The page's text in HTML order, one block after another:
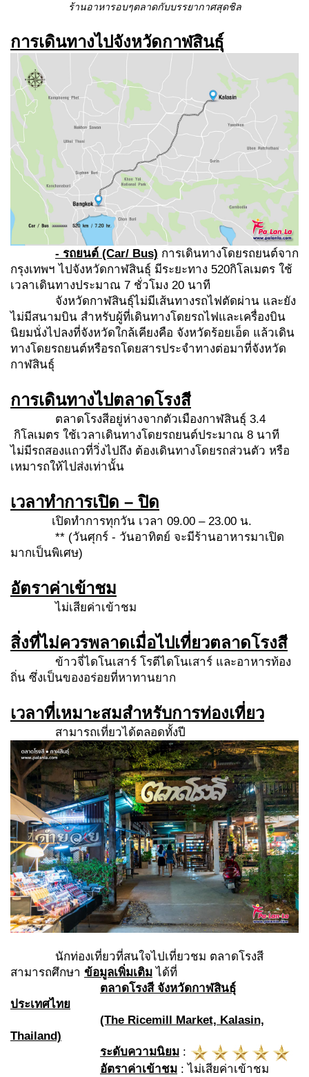
ร้านอาหารอบๆตลาดกับบรรยากาศสุดชิล
การเดินทางไปจังหวัดกาฬสินธุ์
- รถยนต์ (Car/ Bus) การเดินทางโดยรถยนต์จาก
กรุงเทพฯ ไปจังหวัดกาฬสินธุ์ มีระยะทาง 520กิโลเมตร ใช้
เวลาเดินทางประมาณ 7 ชั่วโมง 20 นาที
จังหวัดกาฬสินธุ์ไม่มีเส้นทางรถไฟตัดผ่าน และยัง
ไม่มีสนามบิน สำหรับผู้ที่เดินทางโดยรถไฟและเครื่องบิน
นิยมนั่งไปลงที่จังหวัดใกล้เคียงคือ จังหวัดร้อยเอ็ด แล้วเดิน
ทางโดยรถยนต์หรือรถโดยสารประจำทางต่อมาที่จังหวัด
กาฬสินธุ์
การเดินทางไปตลาดโรงสี
ตลาดโรงสีอยู่ห่างจากตัวเมืองกาฬสินธุ์ 3.4
กิโลเมตร ใช้เวลาเดินทางโดยรถยนต์ประมาณ 8 นาที
ไม่มีรถสองแถวที่วิ่งไปถึง ต้องเดินทางโดยรถส่วนตัว หรือ
เหมารถให้ไปส่งเท่านั้น
เวลาทำการเปิด – ปิด
เปิดทำการทุกวัน เวลา 09.00 – 23.00 น.
** (วันศุกร์ - วันอาทิตย์ จะมีร้านอาหารมาเปิด
มากเป็นพิเศษ)
อัตราค่าเข้าชม
ไม่เสียค่าเข้าชม
สิ่งที่ไม่ควรพลาดเมื่อไปเที่ยวตลาดโรงสี
ข้าวจี่ไดโนเสาร์ โรตีไดโนเสาร์ และอาหารท้อง
ถิ่น ซึ่งเป็นของอร่อยที่หาทานยาก
เวลาที่เหมาะสมสำหรับการท่องเที่ยว
สามารถเที่ยวได้ตลอดทั้งปี
นักท่องเที่ยวที่สนใจไปเที่ยวชม ตลาดโรงสี
สามารถศึกษา ข้อมูลเพิ่มเติม ได้ที่
ตลาดโรงสีจังหวัดกาฬสินธุ์
ประเทศไทย
(The Ricemill Market, Kalasin,
Thailand)
ระดับความนิยม :
อัตราค่าเข้าชม : ไม่เสียค่าเข้าชม